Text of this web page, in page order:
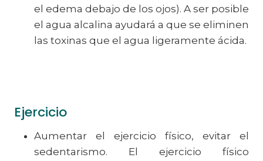
el edema debajo de los ojos). A ser posible
el agua alcalina ayudará a que se eliminen
las toxinas que el agua ligeramente ácida.
Ejercicio
Aumentar el ejercicio físico, evitar el
sedentarismo. El ejercicio físico